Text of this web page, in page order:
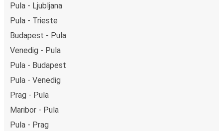
Pula - Ljubljana
Pula - Trieste
Budapest - Pula
Venedig - Pula
Pula - Budapest
Pula - Venedig
Prag - Pula
Maribor - Pula
Pula - Prag